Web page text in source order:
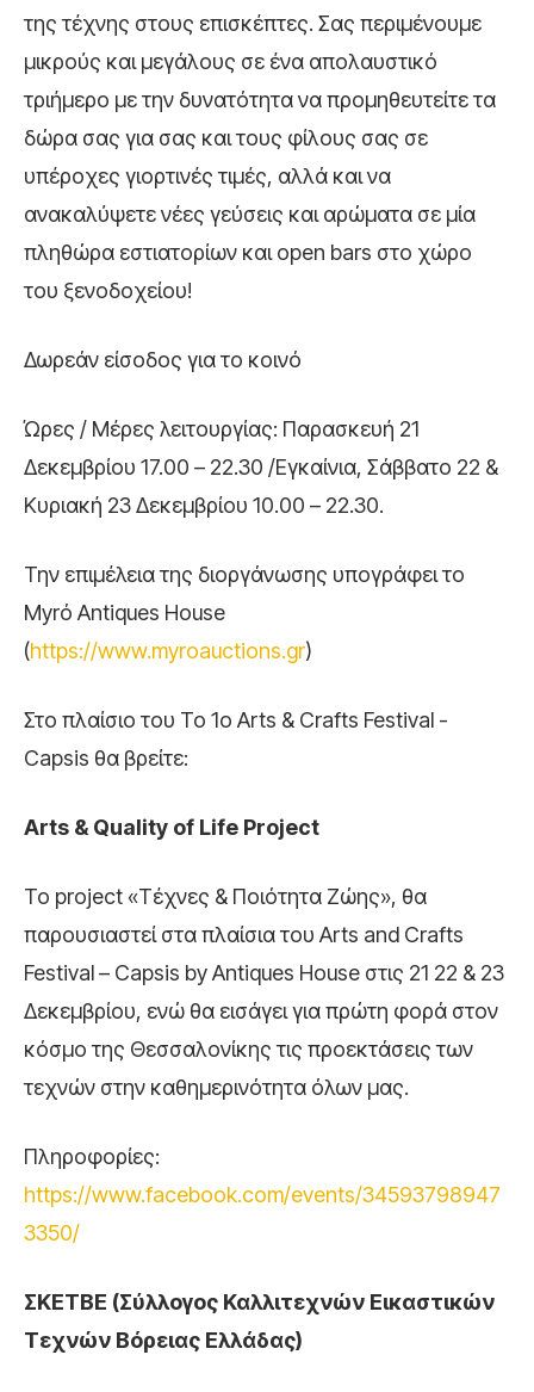
της τέχνης στους επισκέπτες. Σας περιμένουμε
μικρούς και μεγάλους σε ένα απολαυστικό
τριήμερο με την δυνατότητα να προμηθευτείτε τα
δώρα σας για σας και τους φίλους σας σε
υπέροχες γιορτινές τιμές, αλλά και να
ανακαλύψετε νέες γεύσεις και αρώματα σε μία
πληθώρα εστιατορίων και open bars στο χώρο
του ξενοδοχείου!
Δωρεάν είσοδος για το κοινό
Ώρες / Μέρες λειτουργίας: Παρασκευή 21
Δεκεμβρίου 17.00 – 22.30 /Εγκαίνια, Σάββατο 22 &
Κυριακή 23 Δεκεμβρίου 10.00 – 22.30.
Την επιμέλεια της διοργάνωσης υπογράφει το
Myrό Antiques House
(https://www.myroauctions.gr)
Στο πλαίσιο του Το 1o Arts & Crafts Festival -
Capsis θα βρείτε:
Arts & Quality of Life Project
Το project «Τέχνες & Ποιότητα Ζώης», θα
παρουσιαστεί στα πλαίσια του Arts and Crafts
Festival – Capsis by Antiques House στις 21 22 & 23
Δεκεμβρίου, ενώ θα εισάγει για πρώτη φορά στον
κόσμο της Θεσσαλονίκης τις προεκτάσεις των
τεχνών στην καθημερινότητα όλων μας.
Πληροφορίες:
https://www.facebook.com/events/34593798947
3350/
ΣΚΕΤΒΕ (Σύλλογος Καλλιτεχνών Εικαστικών
Τεχνών Βόρειας Ελλάδας)